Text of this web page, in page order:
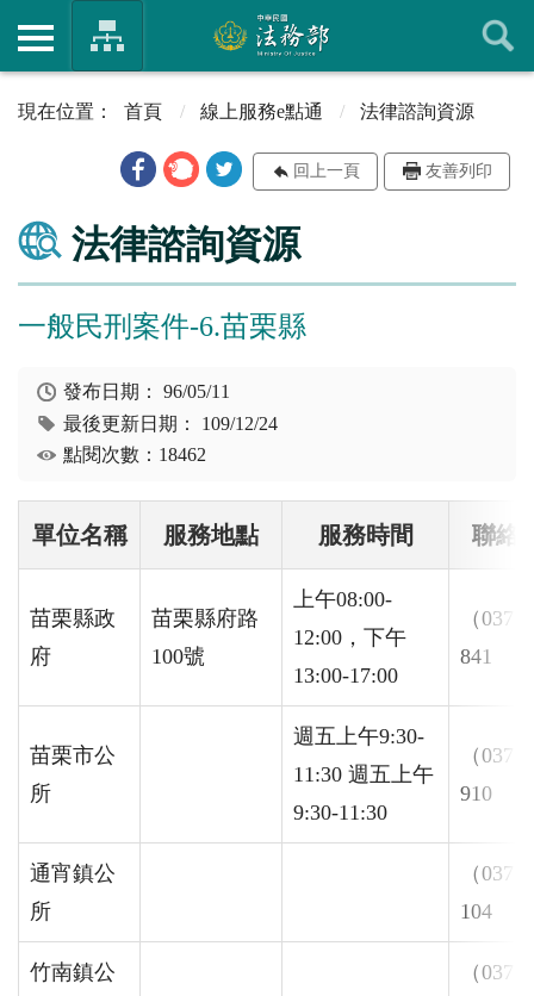
首頁 線上服務e點通 法律諮詢資源
回上一頁 友善列印
法律諮詢資源
一般民刑案件-6.苗栗縣
發布日期：96/05/11
最後更新日期： 109/12/24
點閱次數：18462
單位名稱 服務地點 服務時間 聯絡
苗栗縣政
府
苗栗縣府路
100號
上午08:00-
12:00，下午
13:00-17:00
（037
841
苗栗市公
所
週五上午9:30-
11:30 週五上午
9:30-11:30
（037
910
通宵鎮公
所
（037
104
竹南鎮公
（037